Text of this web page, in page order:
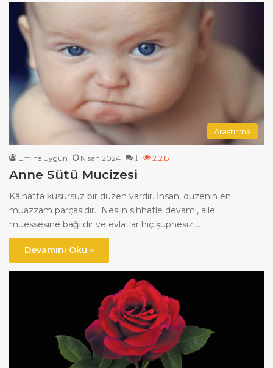
Araştırma
Emine Uygun Nisan 2024 1 2.215
Anne Sütü Mucizesi
Kâinatta kusursuz bir düzen vardır. İnsan, düzenin en
muazzam parçasıdır. Neslin sıhhatle devamı, aile
müessesine bağlıdır ve evlatlar hiç şüphesiz,…
Devamını Oku »